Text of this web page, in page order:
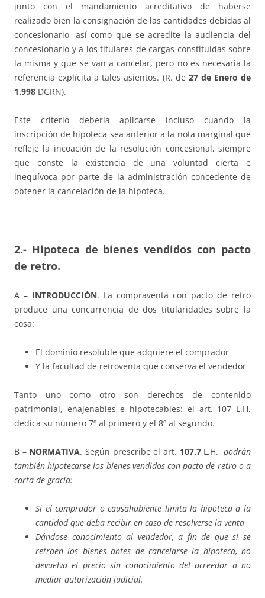
junto con el mandamiento acreditativo de haberse
realizado bien la consignación de las cantidades debidas al
concesionario, así como que se acredite la audiencia del
concesionario y a los titulares de cargas constituidas sobre
la misma y que se van a cancelar, pero no es necesaria la
referencia explícita a tales asientos. (R. de 27 de Enero de
1.998 DGRN).
Este criterio debería aplicarse incluso cuando la
inscripción de hipoteca sea anterior a la nota marginal que
refleje la incoación de la resolución concesional, siempre
que conste la existencia de una voluntad cierta e
inequívoca por parte de la administración concedente de
obtener la cancelación de la hipoteca.
2.- Hipoteca de bienes vendidos con pacto
de retro.
A – INTRODUCCIÓN. La compraventa con pacto de retro
produce una concurrencia de dos titularidades sobre la
cosa:
El dominio resoluble que adquiere el comprador
Y la facultad de retroventa que conserva el vendedor
Tanto uno como otro son derechos de contenido
patrimonial, enajenables e hipotecables: el art. 107 L.H.
dedica su número 7º al primero y el 8º al segundo.
B – NORMATIVA. Según prescribe el art. 107.7L.H.,podrán
también hipotecarse los bienes vendidos con pacto de retro o a
carta de gracia:
Si el comprador o causahabiente limita la hipoteca a la
cantidad que deba recibir en caso de resolverse la venta
Dándose conocimiento al vendedor, a fin de que si se
retraen los bienes antes de cancelarse la hipoteca, no
devuelva el precio sin conocimiento del acreedor a no
mediar autorización judicial.